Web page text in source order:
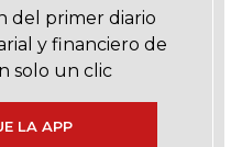
del primer diario
y financiero de
solo un clic
LA APP